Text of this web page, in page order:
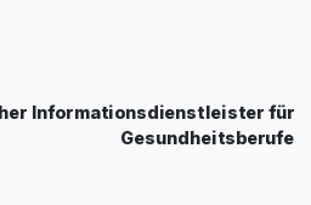
Informationsdienstleister für
Gesundheitsberufe